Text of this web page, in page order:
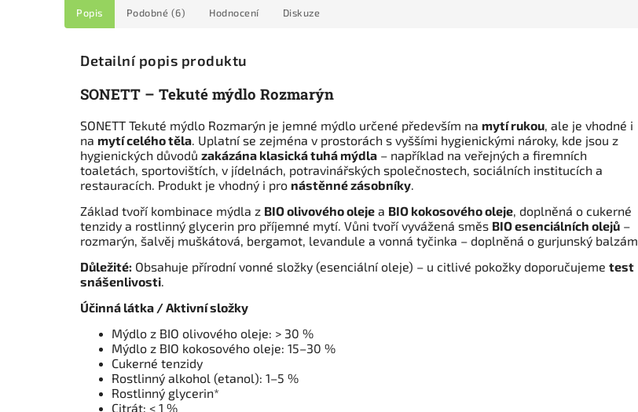
Popis Podobné (6) Hodnocení Diskuze
Detailní popis produktu
SONETT – Tekuté mýdlo Rozmarýn
SONETT Tekuté mýdlo Rozmarýn je jemné mýdlo určené především na mytí rukou , ale je vhodné i
na mytí celého těla . Uplatní se zejména v prostorách s vyššími hygienickými nároky, kde jsou z
hygienických důvodů zakázána klasická tuhá mýdla – například na veřejných a firemních
toaletách, sportovištích, v jídelnách, potravinářských společnostech, sociálních institucích a
restauracích. Produkt je vhodný i pro nástěnné zásobníky
Základ tvoří kombinace mýdla z BIO olivového oleje a BIO kokosového oleje , doplněná o cukerné
tenzidy a rostlinný glycerin pro příjemné mytí. Vůni tvoří vyvážená směs BIO esenciálních olejů –
rozmarýn, šalvěj muškátová, bergamot, levandule a vonná tyčinka – doplněná o gurjunský balzám.
Důležité: Obsahuje přírodní vonné složky (esenciální oleje) – u citlivé pokožky doporučujeme test
snášenlivosti
Účinná látka / Aktivní složky
Mýdlo z BIO olivového oleje: > 30 %
Mýdlo z BIO kokosového oleje: 15–30 %
Cukerné tenzidy
Rostlinný alkohol (etanol): 1–5 %
Rostlinný glycerin*
Citrát: < 1 %